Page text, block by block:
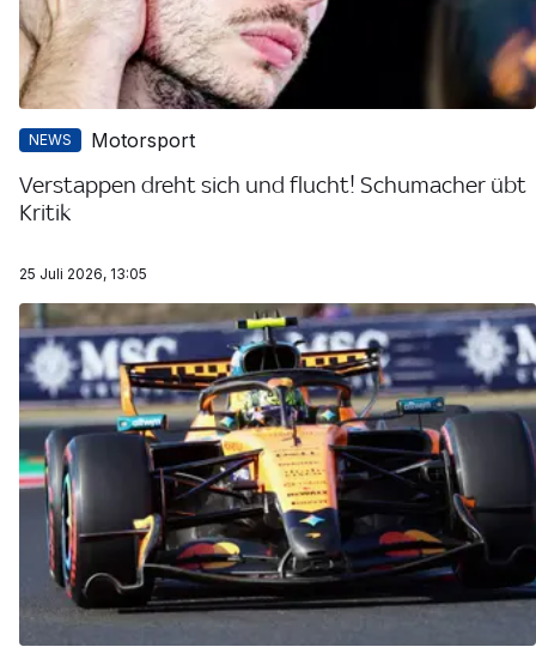
NEWS Motorsport
Verstappen dreht sich und flucht! Schumacher übt
Kritik
25 Juli 2026, 13:05